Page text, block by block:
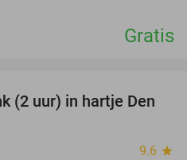
Gratis
20%
(2 uur) in hartje Den
9.6 star